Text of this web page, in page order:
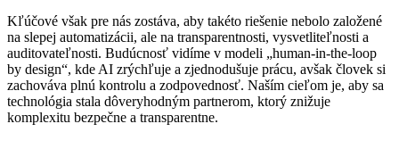
Kľúčové však pre nás zostáva, aby takéto riešenie nebolo založené
na slepej automatizácii, ale na transparentnosti, vysvetliteľnosti a
auditovateľnosti. Budúcnosť vidíme v modeli „human-in-the-loop
by design“, kde AI zrýchľuje a zjednodušuje prácu, avšak človek si
zachováva plnú kontrolu a zodpovednosť. Naším cieľom je, aby sa
technológia stala dôveryhodným partnerom, ktorý znižuje
komplexitu bezpečne a transparentne.